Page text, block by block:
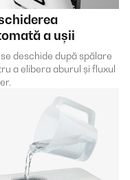
a ușii
deschide după spălare
a elibera aburul și fluxul